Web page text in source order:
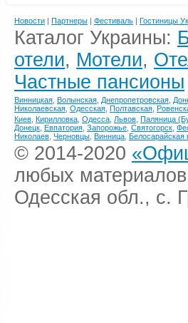
Новости | Партнеры | Фестиваль | Гостиницы
Каталог Украины:
отели, Мотели,
Частные пансионы
Винницкая Волынская Днепропетровская
Николаевская Одесская Полтавская
Киев Кирилловка Одесса Львов Паляница
Донецк Евпатория Запорожье Святогорск
Николаев Черновцы Винница Белосарайская
© 2014-2020
любых
Одесская обл., с.